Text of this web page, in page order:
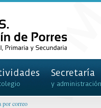
Secretaría
y administración
por correo